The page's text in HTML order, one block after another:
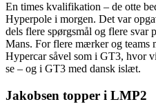
En times kvalifikation – de otte
Hyperpole i morgen. Det var
dels flere spørgsmål og flere svar
Mans. For flere mærker og teams
Hypercar såvel som i GT3, hvor
se – og i GT3 med dansk islæt.
Jakobsen topper i LMP2